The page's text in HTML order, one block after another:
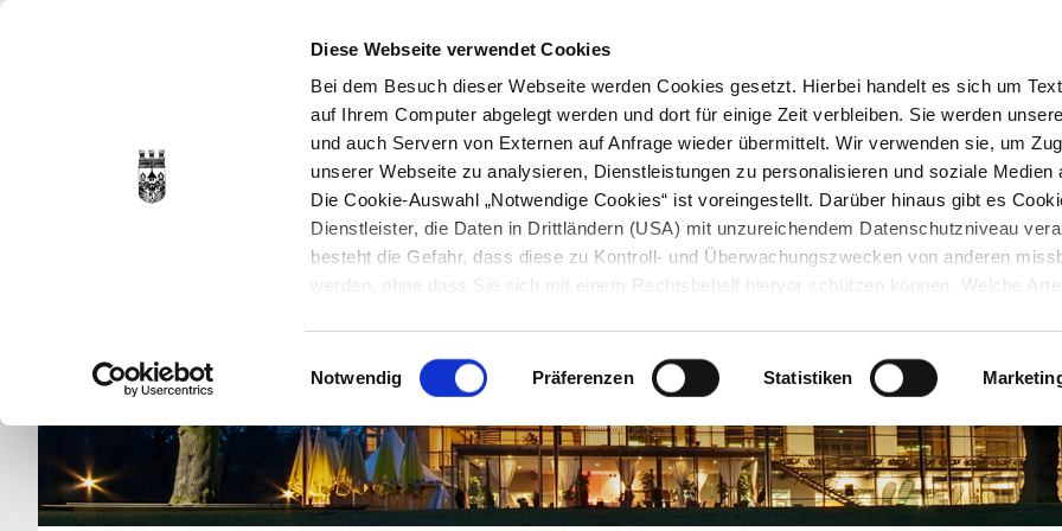
Diese Webseite verwendet Cookies
Bei dem Besuch dieser Webseite werden Cookies gesetzt. Hierbei handelt es sich um
auf Ihrem Computer abgelegt werden und dort für einige Zeit verbleiben. Sie werden
und auch Servern von Externen auf Anfrage wieder übermittelt. Wir verwenden sie, um
unserer Webseite zu analysieren, Dienstleistungen zu personalisieren und soziale Medien
Die Cookie-Auswahl „Notwendige Cookies“ ist voreingestellt. Darüber hinaus gibt es
Dienstleister, die Daten in Drittländern (USA) mit unzureichendem Datenschutzniveau
besteht die Gefahr, dass diese zu Kontroll- und Überwachungszwecken von anderen
werden, ohne dass Sie sich mit einem Rechtsbehelf hiervor schützen können. Welche
Datenschutzerklärung
entnehmen. Die von Ihnen getroffene Auswahl der gewünschten
jederzeit mit Wirkung für die Zukunft angepasst oder
werden.
Einwilligungsauswahl
Notwendig Präferenzen Statistiken
STARTSEITE